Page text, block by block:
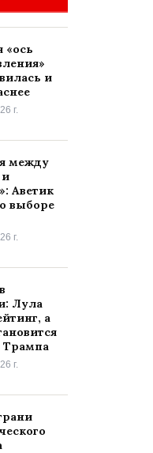
«ось
и
г.
между
Аветик
выборе
г.
Лула
а
Трампа
г.